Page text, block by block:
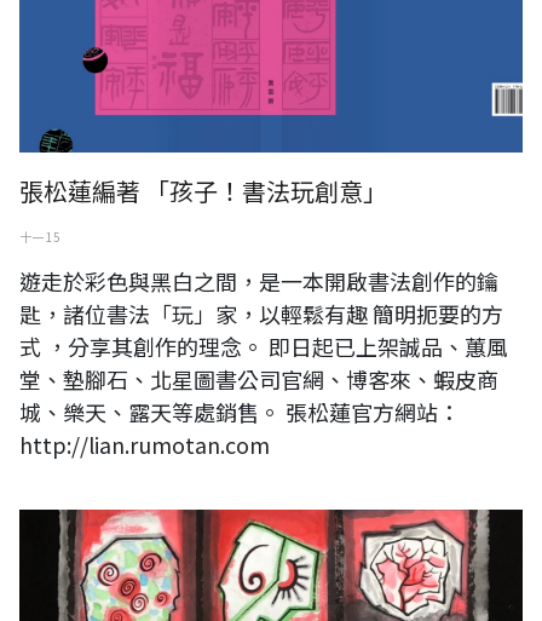
張松蓮編著 「孩子！書法玩創意」
十一 15
遊走於彩色與黑白之間，是一本開啟書法創作的鑰
匙，諸位書法「玩」家，以輕鬆有趣 簡明扼要的方
式 ，分享其創作的理念。 即日起已上架誠品、蕙風
堂、墊腳石、北星圖書公司官網、博客來、蝦皮商
城、樂天、露天等處銷售。 張松蓮官方網站：
http://lian.rumotan.com
墨、汎流行時代－2021國際水墨交流展